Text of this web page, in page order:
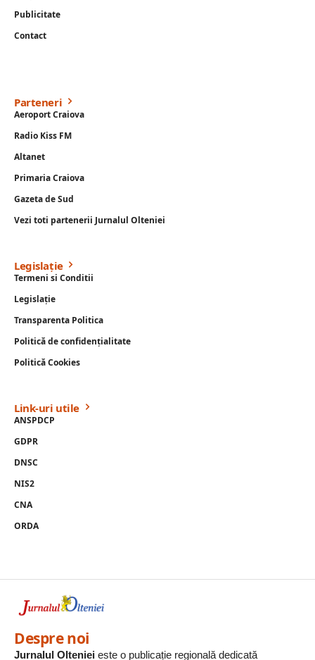
Publicitate
Contact
Parteneri
Aeroport Craiova
Radio Kiss FM
Altanet
Primaria Craiova
Gazeta de Sud
Vezi toti partenerii Jurnalul Olteniei
Legislație
Termeni si Conditii
Legislație
Transparenta Politica
Politică de confidențialitate
Politică Cookies
Link-uri utile
ANSPDCP
GDPR
DNSC
NIS2
CNA
ORDA
Despre noi
Jurnalul Olteniei este o publicație regională dedicată